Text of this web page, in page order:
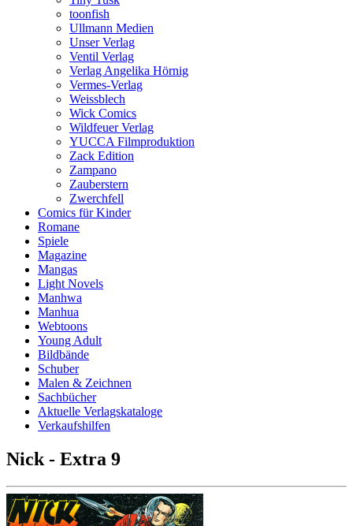
toonfish
Ullmann Medien
Unser Verlag
Ventil Verlag
Verlag Angelika Hörnig
Vermes-Verlag
Weissblech
Wick Comics
Wildfeuer Verlag
YUCCA Filmproduktion
Zack Edition
Zampano
Zauberstern
Zwerchfell
Comics für Kinder
Romane
Spiele
Magazine
Mangas
Light Novels
Manhwa
Manhua
Webtoons
Young Adult
Bildbände
Schuber
Malen & Zeichnen
Sachbücher
Aktuelle Verlagskataloge
Verkaufshilfen
Nick - Extra 9